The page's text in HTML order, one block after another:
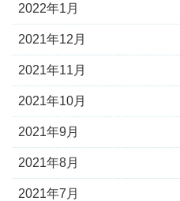
2022年1月
2021年12月
2021年11月
2021年10月
2021年9月
2021年8月
2021年7月